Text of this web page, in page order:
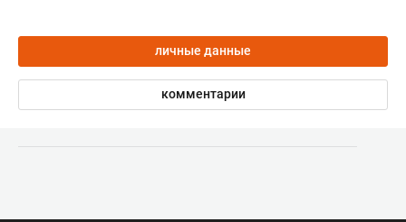
личные данные
комментарии